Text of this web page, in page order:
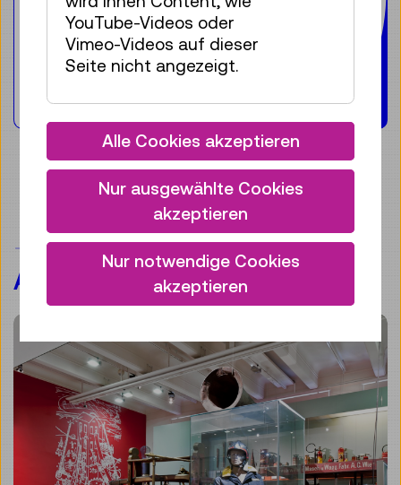
und zu Wasser, wie dringend es ist,
Verpackungen neu zu denken und
differenzierter zu entwickeln.
VERWANDTE
AUSSTELLUNG(EN)
YouTube-Videos oder
Vimeo-Videos auf dieser
Seite nicht angezeigt.
Alle Cookies akzeptieren
Nur ausgewählte Cookies
akzeptieren
Nur notwendige Cookies
akzeptieren